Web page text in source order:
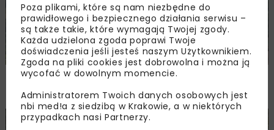
PKP PLK ogłosiły przetarg na odcinek Gdów
– Szczyrzyc projektu Podłęże–Piekiełko
DROGI INWESTYCJE
Poza plikami, które są nam niezbędne do
prawidłowego i bezpiecznego działania serwisu –
są także takie, które wymagają Twojej zgody.
Każda udzielona zgoda poprawi Twoje
doświadczenia jeśli jesteś naszym Użytkownikiem.
Zgoda na pliki cookies jest dobrowolna i można ją
wycofać w dowolnym momencie.
Administratorem Twoich danych osobowych jest
nbi med!a z siedzibą w Krakowie, a w niektórych
przypadkach nasi Partnerzy.